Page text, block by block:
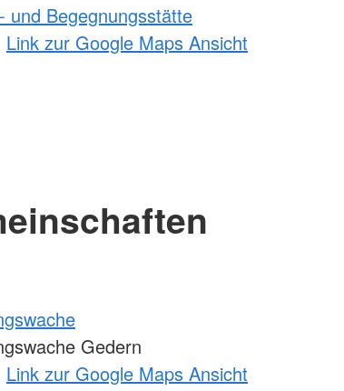
und Begegnungsstätte
Link zur Google Maps Ansicht
Gedern
Link zur Google Maps Ansicht